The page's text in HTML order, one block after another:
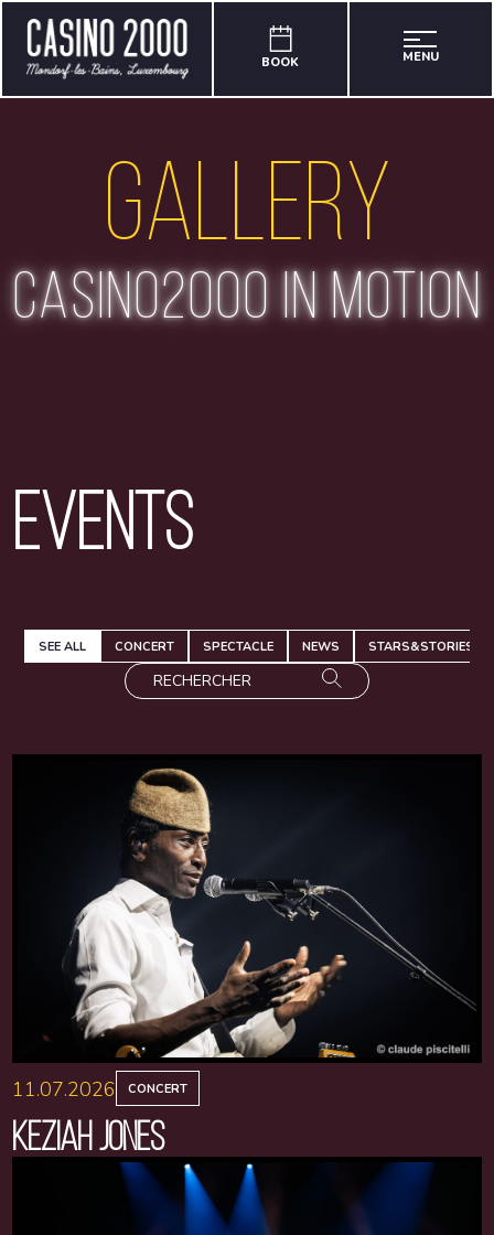
BOOK MENU
Gallery
casino2000 in motion
Events
SEE ALL CONCERT SPECTACLE NEWS STARS&STORIES
11.07.2026 CONCERT
KEZIAH JONES